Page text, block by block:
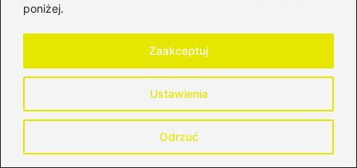
poniżej.
Ustawienia
Odrzuć
Zaakceptuj
Na blogu analizuje zagadnienia związane z bankowością,
funkcjonowaniem instytucji finansowych, inwestowaniem na
giełdzie, rynkiem walutowym oraz zmianami, które
merytoryczne podejście, jasne tłumaczenie złożonych
tematów i kontekst historyczny, który pomaga lepiej
zrozumieć dzisiejsze decyzje finansowe.
← Czy komornik może wpisać dłużnika do KRD?